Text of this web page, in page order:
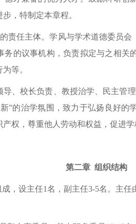
，特制定本章程。
责任主体。学风与学术道德委员
务的议事机构，负责拟定与之相关
等。
导、校长负责、教授治学、民主管
”的治学氛围，致力于弘扬良好的
权，尊重他人劳动和权益，促进
第二章 组织结构
，设主任1名，副主任3-5名。主